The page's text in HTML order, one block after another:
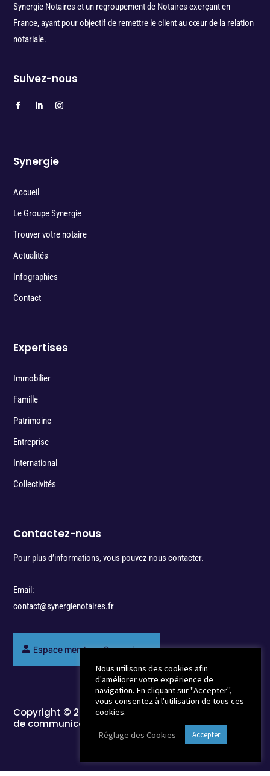
Synergie Notaires et un regroupement de Notaires exerçant en
France, ayant pour objectif de remettre le client au cœur de la relation
notariale.
Suivez-nous
Synergie
Accueil
Le Groupe Synergie
Trouver votre notaire
Actualités
Infographies
Contact
Expertises
Immobilier
Famille
Patrimoine
Entreprise
International
Collectivités
Contactez-nous
Pour plus d’informations, vous pouvez nous contacter.
Email:
contact@synergienotaires.fr
Espace membres Synergie
Copyright © 2022 - Break-Out Company - Agence
de communication
Nous utilisons des cookies afin
d'améliorer votre expérience de
navigation. En cliquant sur "Accepter",
vous consentez à l'utilisation de tous ces
cookies.
Réglage des Cookies Accepter